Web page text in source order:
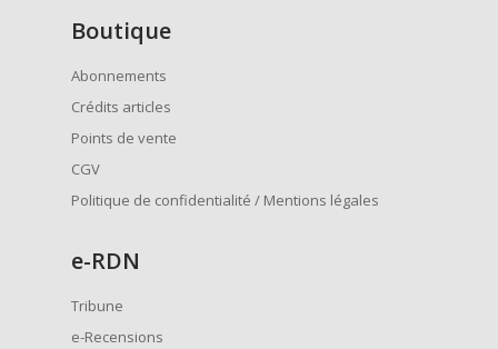
Boutique
Abonnements
Crédits articles
Points de vente
CGV
Politique de confidentialité / Mentions légales
e-RDN
Tribune
e-Recensions